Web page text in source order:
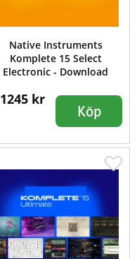
Native Instruments
Komplete 15 Select
Electronic - Download
1245 kr
Köp